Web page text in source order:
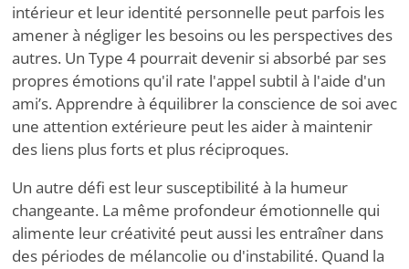
intérieur et leur identité personnelle peut parfois les
amener à négliger les besoins ou les perspectives des
autres. Un Type 4 pourrait devenir si absorbé par ses
propres émotions qu'il rate l'appel subtil à l'aide d'un
ami’s. Apprendre à équilibrer la conscience de soi avec
une attention extérieure peut les aider à maintenir
des liens plus forts et plus réciproques.
Un autre défi est leur susceptibilité à la humeur
changeante. La même profondeur émotionnelle qui
alimente leur créativité peut aussi les entraîner dans
des périodes de mélancolie ou d'instabilité. Quand la